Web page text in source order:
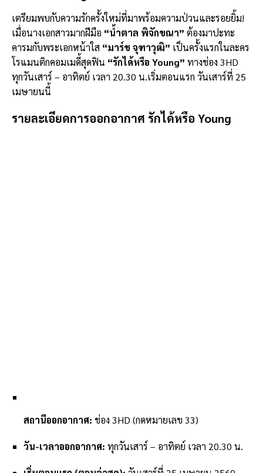
เตรียมพบกับความรักครั้งใหม่ที่มาพร้อมความป่วนและรอยยิ้ม!
เมื่อนางเอกสาวมากฝีมือ “น้ำตาล พิจักขณา” ต้องมาปะทะ
คารมกับพระเอกหน้าใส “มาร์ช จุฑาวุฒิ” เป็นครั้งแรกในละคร
โรแมนติกคอมเมดี้สุดฟิน “รักได้หรือ Young” ทางช่อง 3HD
ทุกวันเสาร์ – อาทิตย์ เวลา 20.30 น.เริ่มตอนแรก วันเสาร์ที่ 25
เมษายนนี้
รายละเอียดการออกอากาศ รักได้หรือ Young
สถานีออกอากาศ: ช่อง 3HD (กดหมายเลข 33)
วัน-เวลาออกอากาศ: ทุกวันเสาร์ – อาทิตย์ เวลา 20.30 น.